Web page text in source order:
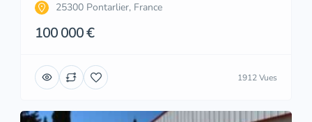
25300 Pontarlier, France
100 000 €
1912 Vues